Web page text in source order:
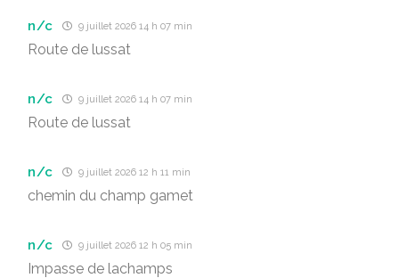
n/c 9 juillet 2026 14 h 07 min
Route de lussat
n/c 9 juillet 2026 14 h 07 min
Route de lussat
n/c 9 juillet 2026 12 h 11 min
chemin du champ gamet
n/c 9 juillet 2026 12 h 05 min
Impasse de lachamps